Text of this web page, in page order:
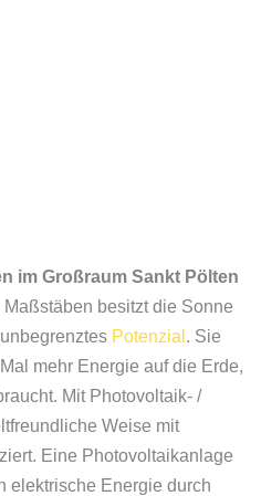
im Großraum Sankt Pölten
besitzt die Sonne
Potenzial . Sie
mehr Energie auf die Erde,
Mit Photovoltaik- /
Weise mit
Eine Photovoltaikanlage
elektrische Energie durch